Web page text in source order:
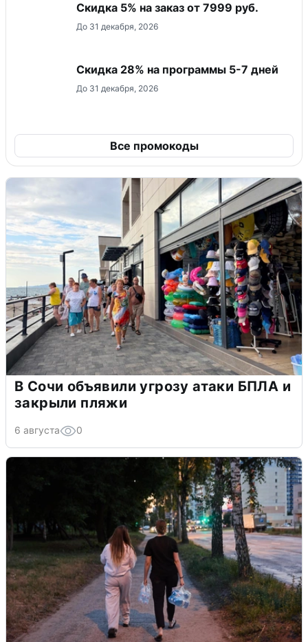
Скидка 5% на заказ от 7999 руб.
До 31 декабря, 2026
Скидка 28% на программы 5-7 дней
До 31 декабря, 2026
Все промокоды
В Сочи объявили угрозу атаки БПЛА и
закрыли пляжи
6 августа 0